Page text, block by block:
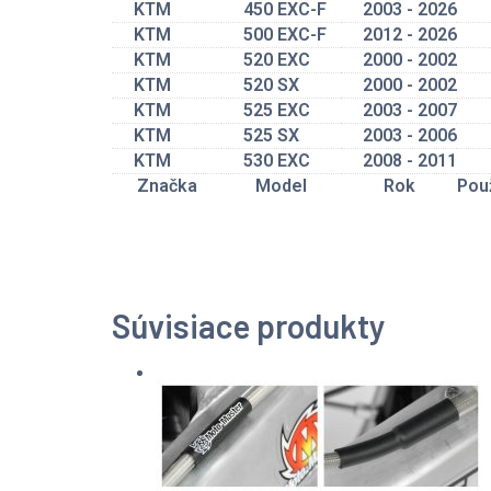
Značka Model Rok
KTM 450 EXC-F
2003 - 2026
KTM
500 EXC-F
2012 - 2026
KTM
520 EXC
2000 - 2002
KTM
520 SX
2000 - 2002
KTM
525 EXC
2003 - 2007
KTM
525 SX
2003 - 2006
KTM
530 EXC 2008 - 2011
Súvisiace produkty